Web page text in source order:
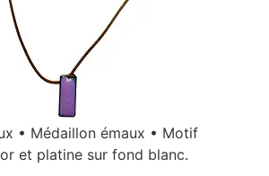
• Médaillon émaux • Motif
et platine sur fond blanc.